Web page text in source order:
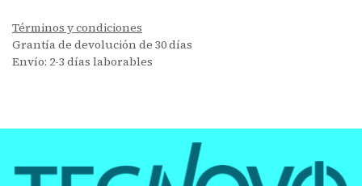
Términos y condiciones
Grantía de devolución de 30 días
Envío: 2-3 días laborables